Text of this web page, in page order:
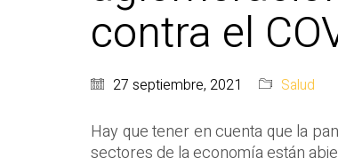
contra el
27 septiembre, 2021 Salud
Hay que tener en cuenta que la
sectores de la economía están